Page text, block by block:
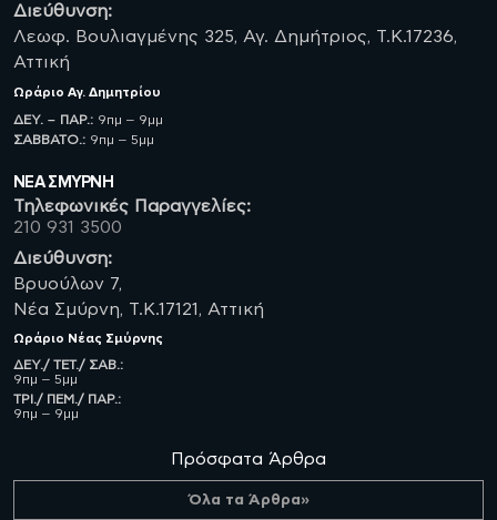
Διεύθυνση:
Λεωφ. Βουλιαγμένης 325, Αγ. Δημήτριος, Τ.Κ.17236,
Αττική
Ωράριο Αγ. Δημητρίου
ΔΕΥ. – ΠΑΡ.: 9πμ – 9μμ
ΣΑΒBATO.: 9πμ – 5μμ
ΝΈΑ ΣΜΥΡΝΗ
Τηλεφωνικές Παραγγελίες:
210 931 3500
Διεύθυνση:
Βρυούλων 7,
Νέα Σμύρνη, Τ.Κ.17121, Αττική
Ωράριο Νέας Σμύρνης
ΔΕΥ./ ΤΕΤ./ ΣΑΒ.:
9πμ – 5μμ
ΤΡΙ./ ΠΕΜ./ ΠΑΡ.:
9πμ – 9μμ
Πρόσφατα Άρθρα
Όλα τα Άρθρα»